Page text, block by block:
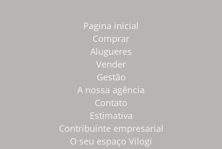
Pagina inicial
Comprar
Alugueres
Vender
Gestão
A nossa agência
Contato
Estimativa
Contribuinte empresarial
O seu espaço Vilogi